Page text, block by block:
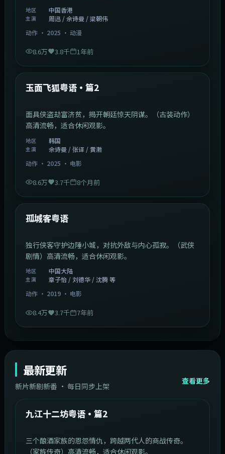
地区 中国香港
主演
周迅 / 佘诗曼 / 梁朝伟
动作· 2025 · 动漫
8.6万 3.8千 1年前
热门
玉面飞狐粤语·篇2
面具侠盗劫富济贫，揭开朝廷惊天阴谋。（古装动作）
高清流畅，适合休闲观影。
地区 韩国
主演
佘诗曼 / 张译 / 黄渤
动作· 2025 · 电影
8.6万 3.7千 8个月前
热门
孤城客粤语
独行侠客守护边陲小城，对抗外敌与内心孤寂。（武侠
剧情）高清流畅，适合休闲观影。
地区 中国大陆
主演
章子怡 / 刘德华 / 沈腾 等
动作· 2019· 电影
8.4万 3.7千 7年前
最新更新
新片新剧新番 · 每日同步上架
查看更多
最新
中国大陆 1:20:26
九江十二坊粤语·篇2
三个酿酒家族的恩怨情仇，跨越两代人的商战传奇。
（家族传奇）高清流畅，适合休闲观影。